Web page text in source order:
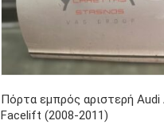
Πόρτα εμπρός αριστερή Audi
Facelift (2008-2011)